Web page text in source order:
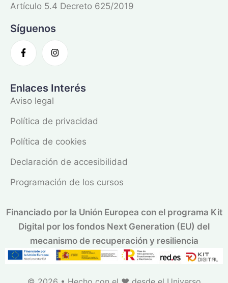
Artículo 5.4 Decreto 625/2019
Síguenos
Enlaces Interés
Aviso legal
Política de privacidad
Política de cookies
Declaración de accesibilidad
Programación de los cursos
Financiado por la Unión Europea con el programa Kit
Digital por los fondos Next Generation (EU) del
mecanismo de recuperación y resiliencia